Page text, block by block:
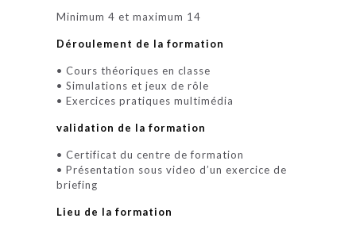
Minimum 4 et maximum 14
Déroulement de la formation
• Cours théoriques en classe
• Simulations et jeux de rôle
• Exercices pratiques multimédia
validation de la formation
• Certificat du centre de formation
• Présentation sous video d’un exercice de
briefing
Lieu de la formation